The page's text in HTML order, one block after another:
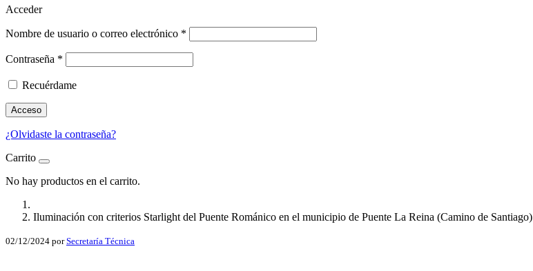
Acceder
Nombre de usuario o correo electrónico *
Contraseña *
Recuérdame
Acceso
¿Olvidaste la contraseña?
Carrito
No hay productos en el carrito.
Iluminación con criterios Starlight del Puente Románico en el municipio de Puente La Reina (Camino de Santiago)
02/12/2024 porSecretaría Técnica